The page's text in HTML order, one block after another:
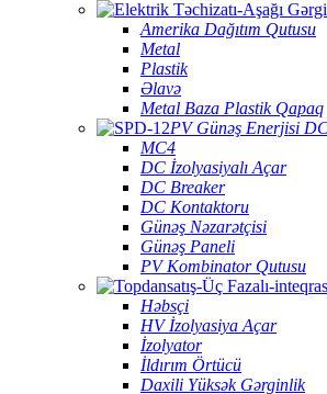
Amerika Dağıtım Qutusu
Metal
Plastik
Əlavə
Metal Baza Plastik Qapaq
PV Günəş Enerjisi
MC4
DC İzolyasiyalı Açar
DC Breaker
DC Kontaktoru
Günəş Nəzarətçisi
Günəş Paneli
PV Kombinator Qutusu
Həbsçi
HV İzolyasiya Açar
İzolyator
İldırım Örtücü
Daxili Yüksək Gərginlik